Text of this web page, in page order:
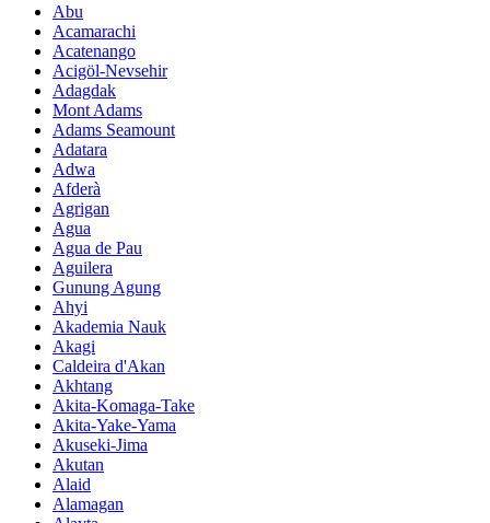
Abu
Acamarachi
Acatenango
Acigöl-Nevsehir
Adagdak
Mont Adams
Adams Seamount
Adatara
Adwa
Afderà
Agrigan
Agua
Agua de Pau
Aguilera
Gunung Agung
Ahyi
Akademia Nauk
Akagi
Caldeira d'Akan
Akhtang
Akita-Komaga-Take
Akita-Yake-Yama
Akuseki-Jima
Akutan
Alaid
Alamagan